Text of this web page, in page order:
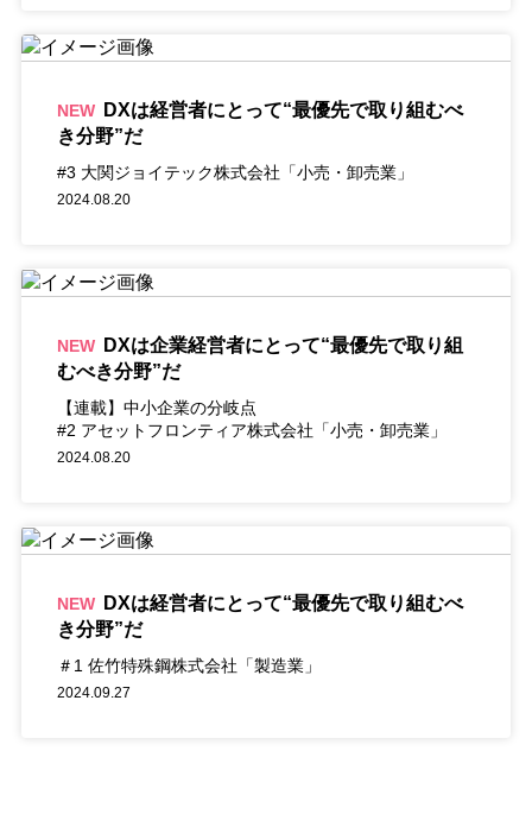
NEW
DXは経営者にとって“最優先で取り組むべ
き分野”だ
#3 大関ジョイテック株式会社「小売・卸売業」
2024.08.20
NEW
DXは企業経営者にとって“最優先で取り組
むべき分野”だ
【連載】中小企業の分岐点
#2 アセットフロンティア株式会社「小売・卸売業」
2024.08.20
NEW
DXは経営者にとって“最優先で取り組むべ
き分野”だ
＃1 佐竹特殊鋼株式会社「製造業」
2024.09.27